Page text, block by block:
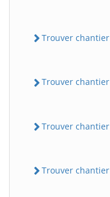
Trouver
Trouver chantier
Trouver
Trouver chantier